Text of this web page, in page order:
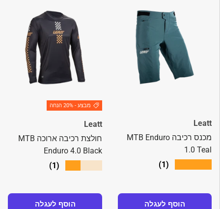
Leatt
מכנס רכיבה MTB Enduro
1.0 Teal
(1)
הוסף לעגלה
מבצע - 20% הנחה
Leatt
חולצת רכיבה ארוכה MTB
Enduro 4.0 Black
(1)
הוסף לעגלה